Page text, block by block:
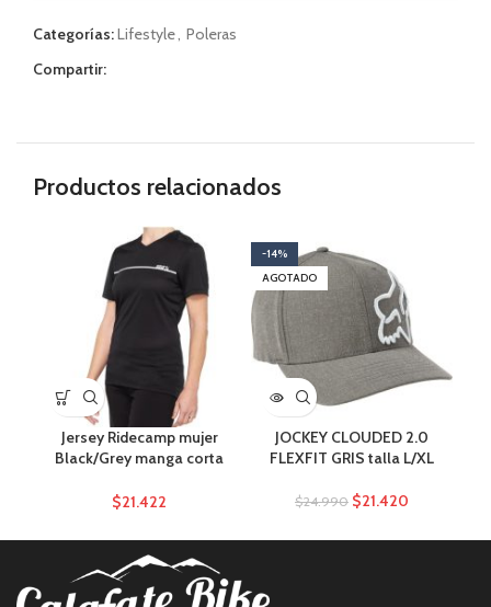
Categorías:Lifestyle, Poleras
Compartir:
Productos relacionados
Jersey Ridecamp mujer
Black/Grey manga corta
$21.422
-14%
AGOTADO
JOCKEY CLOUDED 2.0
FLEXFIT GRIS talla L/XL
$24.990 $21.420